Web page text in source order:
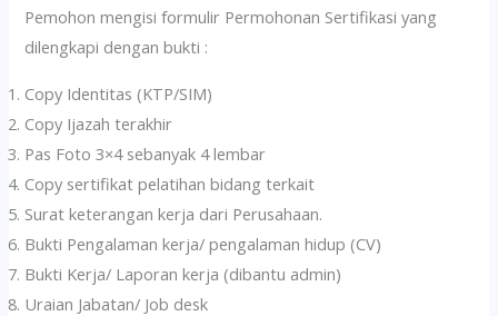
Pemohon mengisi formulir Permohonan Sertifikasi yang
dilengkapi dengan bukti :
Copy Identitas (KTP/SIM)
Copy Ijazah terakhir
Pas Foto 3×4 sebanyak 4 lembar
Copy sertifikat pelatihan bidang terkait
Surat keterangan kerja dari Perusahaan.
Bukti Pengalaman kerja/ pengalaman hidup (CV)
Bukti Kerja/ Laporan kerja (dibantu admin)
Uraian Jabatan/ Job desk